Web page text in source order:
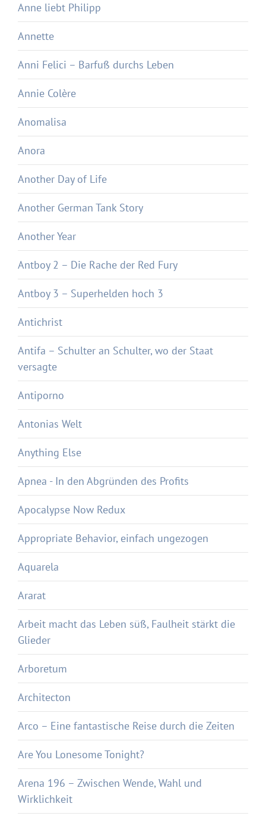
Anne liebt Philipp
Annette
Anni Felici – Barfuß durchs Leben
Annie Colère
Anomalisa
Anora
Another Day of Life
Another German Tank Story
Another Year
Antboy 2 – Die Rache der Red Fury
Antboy 3 – Superhelden hoch 3
Antichrist
Antifa – Schulter an Schulter, wo der Staat
versagte
Antiporno
Antonias Welt
Anything Else
Apnea - In den Abgründen des Profits
Apocalypse Now Redux
Appropriate Behavior, einfach ungezogen
Aquarela
Ararat
Arbeit macht das Leben süß, Faulheit stärkt die
Glieder
Arboretum
Architecton
Arco – Eine fantastische Reise durch die Zeiten
Are You Lonesome Tonight?
Arena 196 – Zwischen Wende, Wahl und
Wirklichkeit